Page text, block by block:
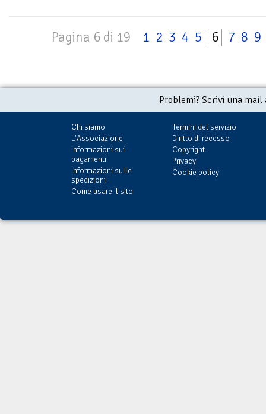
Pagina 6 di 19 1 2 3 4 5 6 7 8 9
Problemi? Scrivi una
Chi siamo
L'Associazione
Informazioni sui
pagamenti
Informazioni sulle
spedizioni
Come usare il sito
Termini del servizio
Diritto di recesso
Copyright
Privacy
Cookie policy